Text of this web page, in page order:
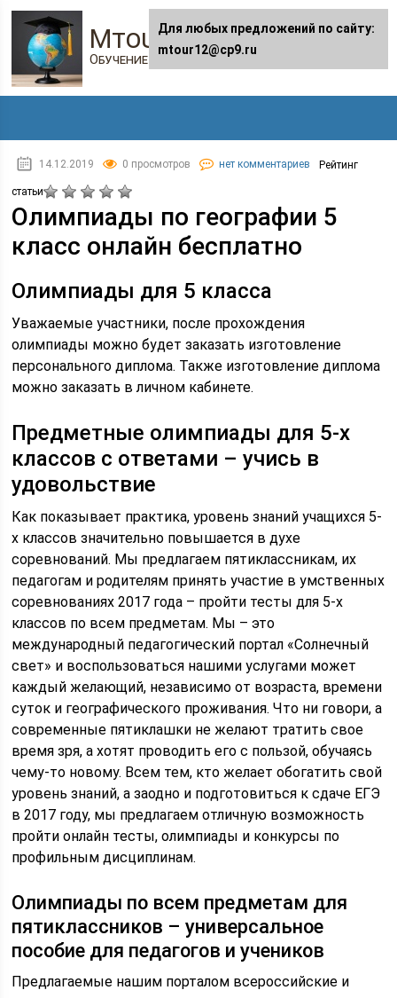
Mtour12.ru
Обучение в онлайне
14.12.2019 0 просмотров нет комментариев Рейтинг
статьи
Олимпиады по географии 5
класс онлайн бесплатно
Олимпиады для 5 класса
Уважаемые участники, после прохождения
олимпиады можно будет заказать изготовление
персонального диплома. Также изготовление диплома
можно заказать в личном кабинете.
Предметные олимпиады для 5-х
классов с ответами – учись в
удовольствие
Как показывает практика, уровень знаний учащихся 5-
х классов значительно повышается в духе
соревнований. Мы предлагаем пятиклассникам, их
педагогам и родителям принять участие в умственных
соревнованиях 2017 года – пройти тесты для 5-х
классов по всем предметам. Мы – это
международный педагогический портал «Солнечный
свет» и воспользоваться нашими услугами может
каждый желающий, независимо от возраста, времени
суток и географического проживания. Что ни говори, а
современные пятиклашки не желают тратить свое
время зря, а хотят проводить его с пользой, обучаясь
чему-то новому. Всем тем, кто желает обогатить свой
уровень знаний, а заодно и подготовиться к сдаче ЕГЭ
в 2017 году, мы предлагаем отличную возможность
пройти онлайн тесты, олимпиады и конкурсы по
профильным дисциплинам.
Олимпиады по всем предметам для
пятиклассников – универсальное
пособие для педагогов и учеников
Предлагаемые нашим порталом всероссийские и
Для любых предложений по сайту:
mtour12@cp9.ru